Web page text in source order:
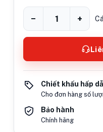
− +
Chiết khấu hấp
Cho đơn hàng số
Bảo hành
Chính hãng